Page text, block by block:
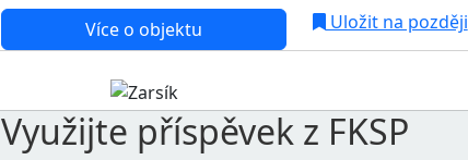
Více o objektu Uložit na později
Využijte příspěvek z FKSP